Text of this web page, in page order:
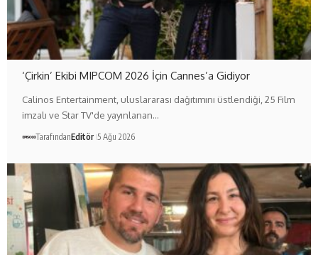
‘Çirkin’ Ekibi MIPCOM 2026 İçin Cannes’a Gidiyor
Calinos Entertainment, uluslararası dağıtımını üstlendiği, 25 Film
imzalı ve Star TV'de yayınlanan…
TarafındanEditör 5 Ağu 2026